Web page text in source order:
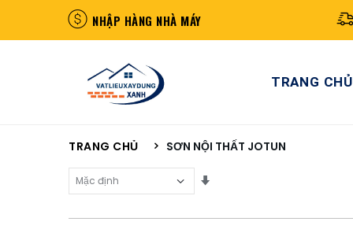
NHẬP HÀNG NHÀ MÁY
TRANG CHỦ
TRANG CHỦ SƠN NỘI THẤT JOTUN
Sắp Xếp Theo